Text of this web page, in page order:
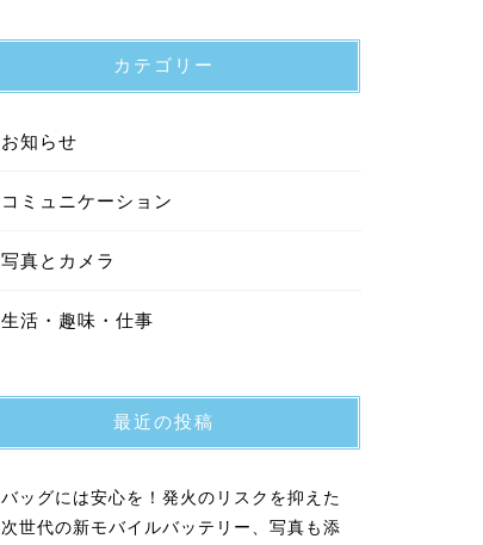
カテゴリー
お知らせ
コミュニケーション
写真とカメラ
生活・趣味・仕事
最近の投稿
バッグには安心を！発火のリスクを抑えた
次世代の新モバイルバッテリー、写真も添